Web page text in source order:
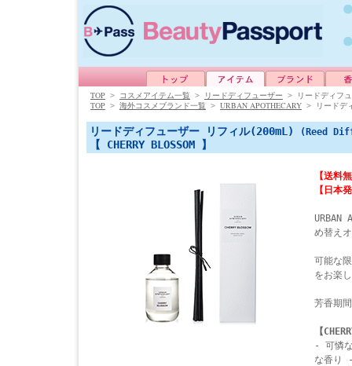
TOP > コスメアイテム一覧 > リードディフューザー > リードディフ
TOP > 海外コスメブランド一覧 > URBAN APOTHECARY > リードデ
リードディフューザー リフィル(200mL) (Reed
【 CHERRY BLOSSOM 】
【送料
【日本
URBAN
め替え
可能な
をお楽
芳香期
【
- 可憐
な香り